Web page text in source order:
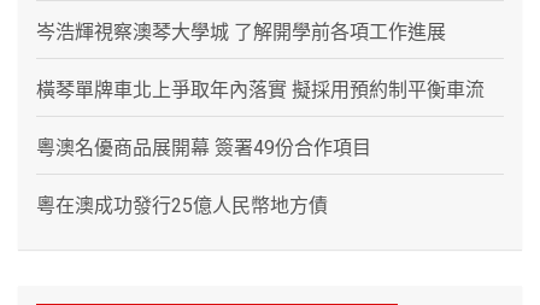
岑浩輝視察澳琴大學城 了解開學前各項工作進展
橫琴單牌車北上爭取年內落實 擬採用預約制平衡車流
粵澳名優商品展開幕 簽署49份合作項目
粵在澳成功發行25億人民幣地方債